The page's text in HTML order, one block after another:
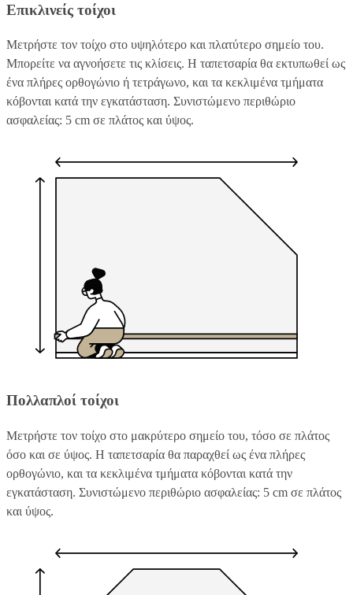
Επικλινείς τοίχοι
Μετρήστε τον τοίχο στο υψηλότερο και πλατύτερο σημείο του.
Μπορείτε να αγνοήσετε τις κλίσεις. Η ταπετσαρία θα εκτυπωθεί ως
ένα πλήρες ορθογώνιο ή τετράγωνο, και τα κεκλιμένα τμήματα
κόβονται κατά την εγκατάσταση. Συνιστώμενο περιθώριο
ασφαλείας: 5 cm σε πλάτος και ύψος.
Πολλαπλοί τοίχοι
Μετρήστε τον τοίχο στο μακρύτερο σημείο του, τόσο σε πλάτος
όσο και σε ύψος. Η ταπετσαρία θα παραχθεί ως ένα πλήρες
ορθογώνιο, και τα κεκλιμένα τμήματα κόβονται κατά την
εγκατάσταση. Συνιστώμενο περιθώριο ασφαλείας: 5 cm σε πλάτος
και ύψος.